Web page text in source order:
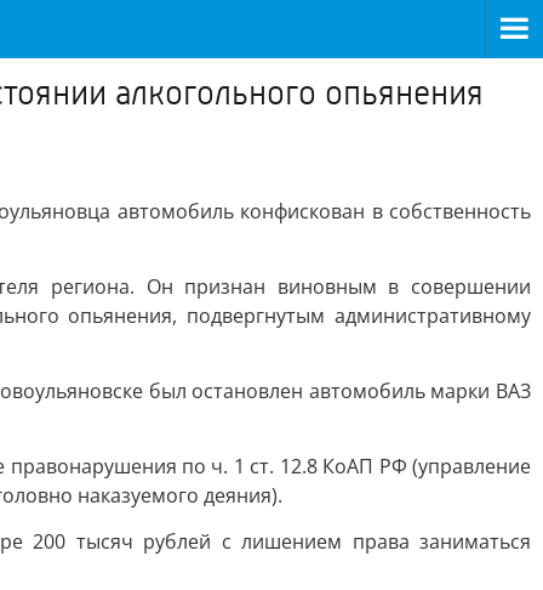
алкогольного опьянения
автомобиль конфискован в собственность
региона. Он признан виновным в совершении
опьянения, подвергнутым административному
был остановлен автомобиль марки ВАЗ
правонарушения по ч. 1 ст. 12.8 КоАП РФ (управление
наказуемого деяния).
200 тысяч рублей с лишением права заниматься